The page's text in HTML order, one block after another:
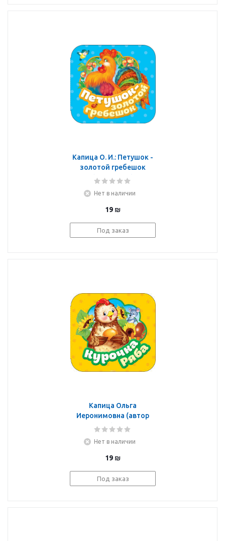
Капица О. И.: Петушок -
золотой гребешок
(Гармошки)
Нет в наличии
19 ₪
Под заказ
Капица Ольга
Иеронимовна (автор
пересказа), Баринова
(иллюстратор), Капица
Ольга Иеронимовна:
(Гармошки)
Нет в наличии
19 ₪
Под заказ